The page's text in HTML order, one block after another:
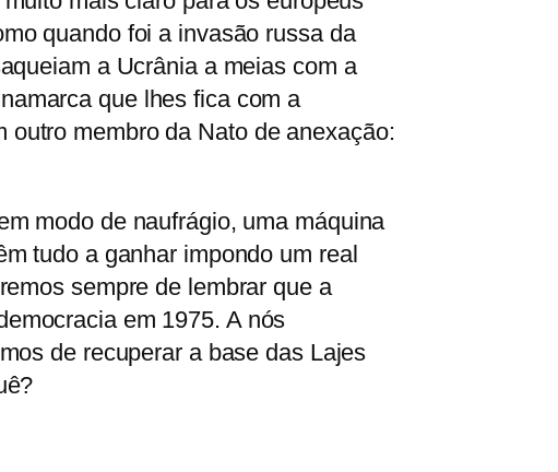
quando foi a invasão russa da
a Ucrânia a meias com a
que lhes fica com a
membro da Nato de anexação:
modo de naufrágio, uma máquina
tudo a ganhar impondo um real
sempre de lembrar que a
em 1975. A nós
de recuperar a base das Lajes